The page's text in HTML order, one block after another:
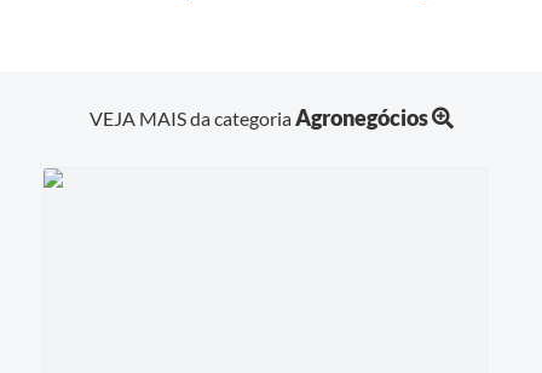
VEJA MAIS da categoriaAgronegócios